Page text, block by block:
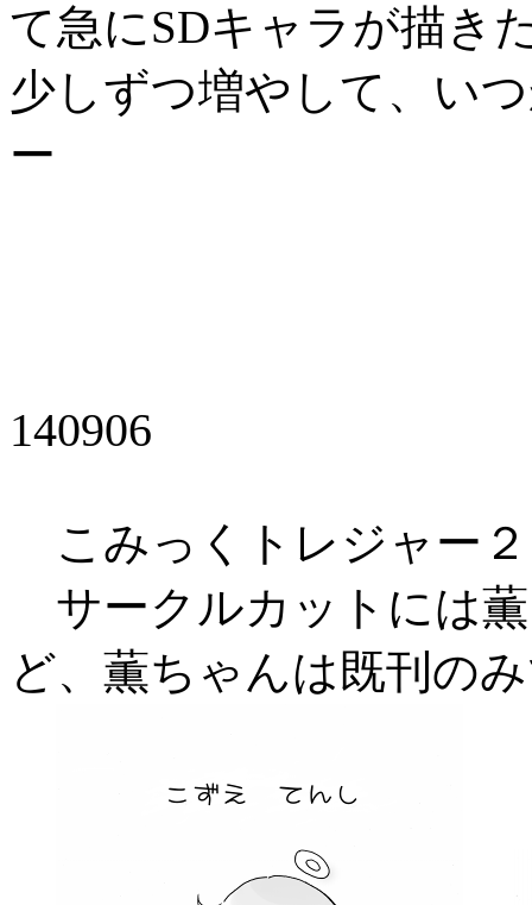
て急にSDキャラが描き
少しずつ増やして、い
ー
140906
こみっくトレジャー
サークルカットには
ど、薫ちゃんは既刊の